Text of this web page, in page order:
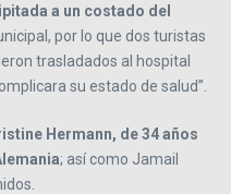
a un costado del
por lo que dos turistas
trasladados al hospital
su estado de salud”.
Hermann, de 34 años
; así como Jamail